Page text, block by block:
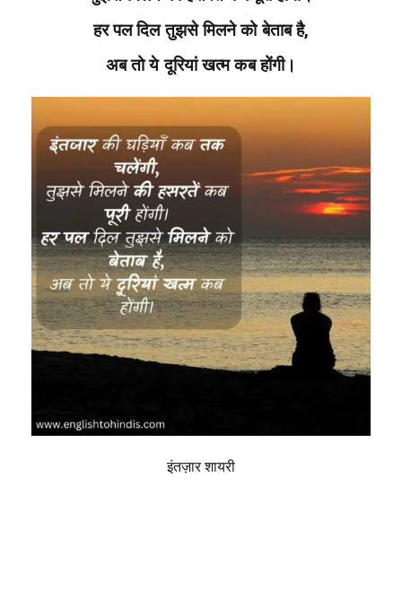
हर पल दिल तुझसे मिलने को बेताब है,
अब तो ये दूरियां खत्म कब होंगी।
इंतज़ार शायरी